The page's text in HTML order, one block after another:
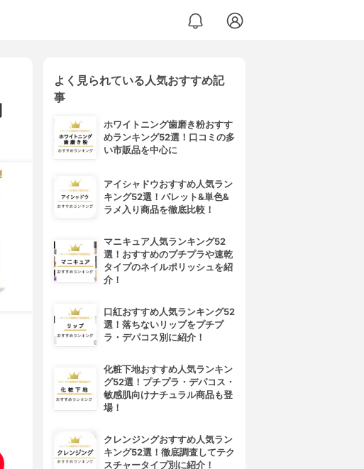
よく見られている人気おすすめ記
事
ホワイトニング歯磨き粉おすす
めランキング52選！口コミの多
い市販品を中心に
アイシャドウおすすめ人気ラン
キング52選！パレット&単色&
ラメ入り商品を徹底比較！
マニキュア人気ランキング52
選！おすすめのプチプラや速乾
タイプのネイルポリッシュを紹
介！
口紅おすすめ人気ランキング52
選！落ちないリップをプチプ
ラ・デパコス別に紹介！
化粧下地おすすめ人気ランキン
グ52選！プチプラ・デパコス・
敏感肌向けナチュラル商品も登
場！
クレンジングおすすめ人気ラン
キング52選！徹底調査してテク
スチャータイプ別に紹介！